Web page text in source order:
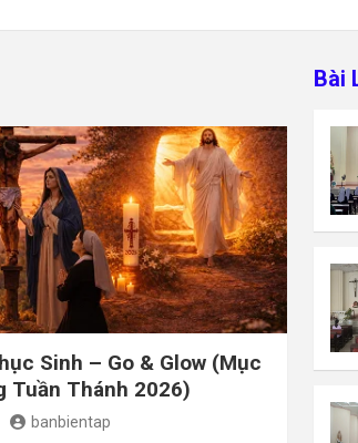
Sinh – Go & Glow (Mục
Tuần Thánh 2026)
banbientap
Bài